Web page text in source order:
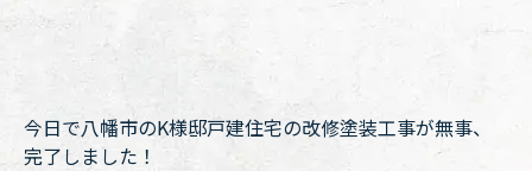
今日で八幡市のK様邸戸建住宅の改修塗装工事が無事、
完了しました！